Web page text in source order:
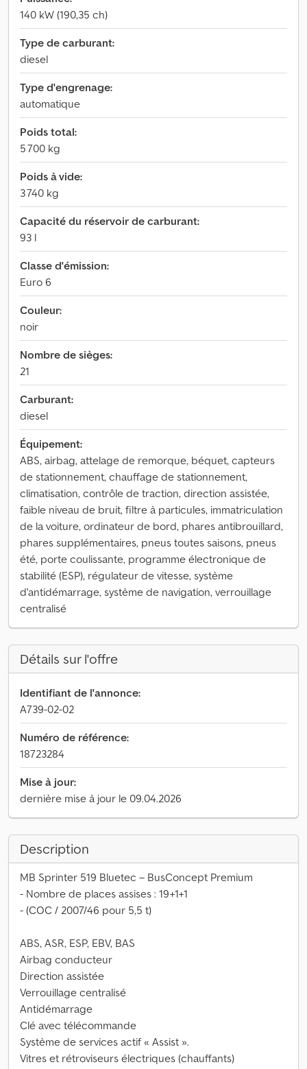
140 kW (190,35 ch)
Type de carburant:
diesel
Type d'engrenage:
automatique
Poids total:
5 700 kg
Poids à vide:
3 740 kg
Capacité du réservoir de carburant:
93 l
Classe d'émission:
Euro 6
Couleur:
noir
Nombre de sièges:
21
Carburant:
diesel
Équipement:
ABS, airbag, attelage de remorque, béquet, capteurs
de stationnement, chauffage de stationnement,
climatisation, contrôle de traction, direction assistée,
faible niveau de bruit, filtre à particules, immatriculation
de la voiture, ordinateur de bord, phares antibrouillard,
phares supplémentaires, pneus toutes saisons, pneus
été, porte coulissante, programme électronique de
stabilité (ESP), régulateur de vitesse, système
d'antidémarrage, système de navigation, verrouillage
centralisé
Détails sur l'offre
Identifiant de l'annonce:
A739-02-02
Numéro de référence:
18723284
Mise à jour:
dernière mise à jour le 09.04.2026
Description
MB Sprinter 519 Bluetec – BusConcept Premium
- Nombre de places assises : 19+1+1
- (COC / 2007/46 pour 5,5 t)
ABS, ASR, ESP, EBV, BAS
Airbag conducteur
Direction assistée
Verrouillage centralisé
Antidémarrage
Clé avec télécommande
Système de services actif « Assist ».
Vitres et rétroviseurs électriques (chauffants)